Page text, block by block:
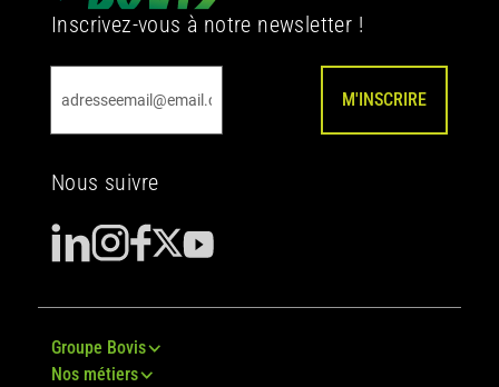
Inscrivez-vous à notre newsletter !
M'INSCRIRE
Nous suivre
Groupe Bovis
Nos métiers